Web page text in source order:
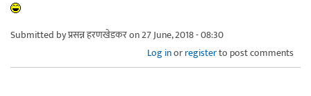
Submitted byप्रसन्न हरणखेडकरon 27 June, 2018 - 08:30
Log inorregisterto post comments